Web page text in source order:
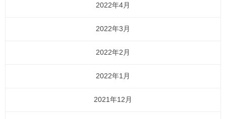
2022年4月
2022年3月
2022年2月
2022年1月
2021年12月